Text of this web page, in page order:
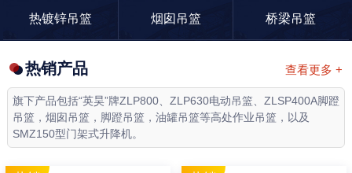
热镀锌吊篮 烟囱吊篮 桥梁吊篮
查看更多 +
热销产品
旗下产品包括“英昊”牌ZLP800、ZLP630电动吊篮、ZLSP400A脚蹬
吊篮，烟囱吊篮，脚蹬吊篮，油罐吊篮等高处作业吊篮，以及
SMZ150型门架式升降机。